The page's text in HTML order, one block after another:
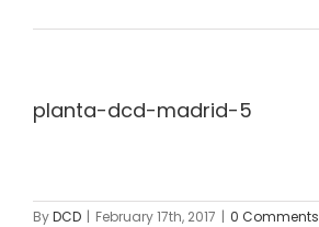
planta-dcd-madrid-5
ByDCD | February 17th, 2017 | 0 Comments